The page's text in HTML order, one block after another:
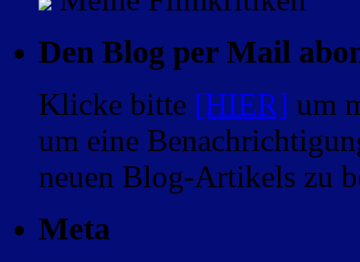
Den Blog per Mail
Klicke bitte [HIER] um
um eine
neuen Blog-Artikels zu
Meta